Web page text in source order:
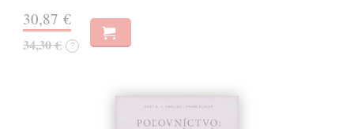
30,87 €
34,30 € ?